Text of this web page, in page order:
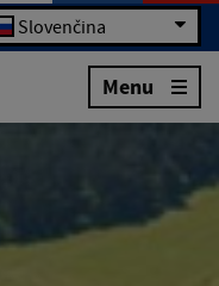
Slovenčina
Menu